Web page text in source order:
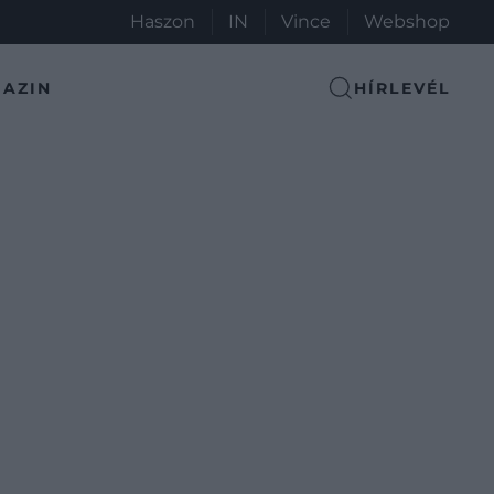
Haszon IN Vince Webshop
HÍRLEVÉL